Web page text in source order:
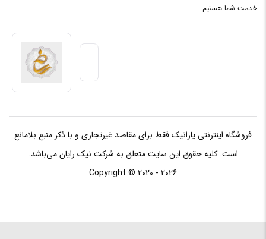
پردازنده
حافظه RAM
خدمت شما هستیم.
فروشگاه اینترنتی یارانیک فقط برای مقاصد غیرتجاری و با ذکر منبع بلامانع
است. کلیه حقوق این سایت متعلق به شرکت نیک رایان می‌باشد.
Copyright © 2020 - 2026